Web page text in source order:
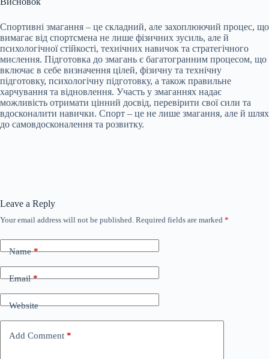
Спортивні змагання – це складний, але захоплюючий процес, що
вимагає від спортсмена не лише фізичних зусиль, але й
психологічної стійкості, технічних навичок та стратегічного
мислення. Підготовка до змагань є багатогранним процесом, що
включає в себе визначення цілей, фізичну та технічну
підготовку, психологічну підготовку, а також правильне
харчування та відновлення. Участь у змаганнях надає
можливість отримати цінний досвід, перевірити свої сили та
вдосконалити навички. Спорт – це не лише змагання, але й шлях
до самовдосконалення та розвитку.
Leave a Reply
Your email address will not be published. Required fields are marked *
Name*
Email*
Website
Add Comment *